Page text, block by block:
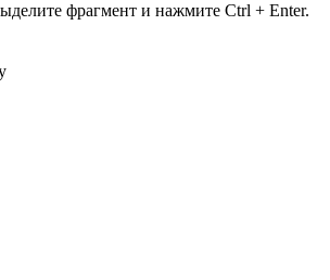
фрагмент и нажмите Ctrl + Enter.